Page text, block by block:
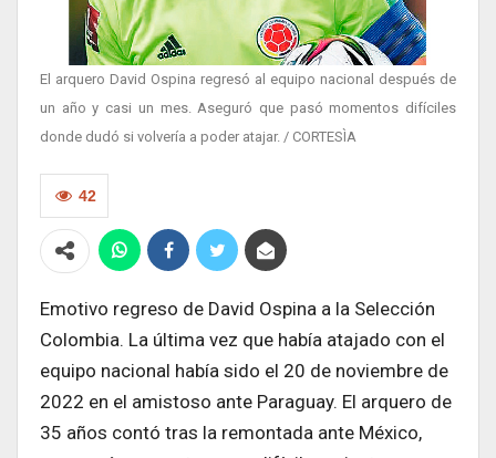
El arquero David Ospina regresó al equipo nacional después de
un año y casi un mes. Aseguró que pasó momentos difíciles
donde dudó si volvería a poder atajar. / CORTESÌA
42
Emotivo regreso de David Ospina a la Selección
Colombia. La última vez que había atajado con el
equipo nacional había sido el 20 de noviembre de
2022 en el amistoso ante Paraguay. El arquero de
35 años contó tras la remontada ante México,